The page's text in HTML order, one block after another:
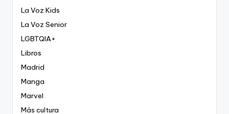
La Voz Kids
La Voz Senior
LGBTQIA+
Libros
Madrid
Manga
Marvel
Más cultura